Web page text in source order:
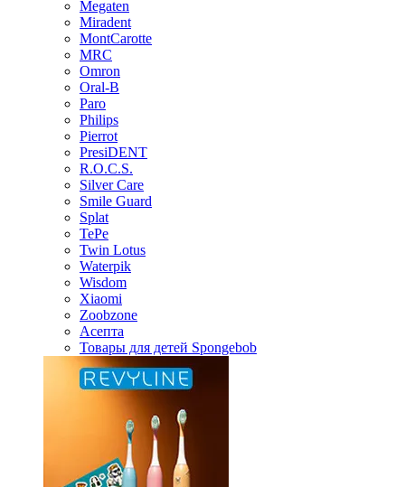
Megaten
Miradent
MontCarotte
MRC
Omron
Oral-B
Paro
Philips
Pierrot
PresiDENT
R.O.C.S.
Silver Care
Smile Guard
Splat
TePe
Twin Lotus
Waterpik
Wisdom
Xiaomi
Zoobzone
Асепта
Товары для детей Spongebob